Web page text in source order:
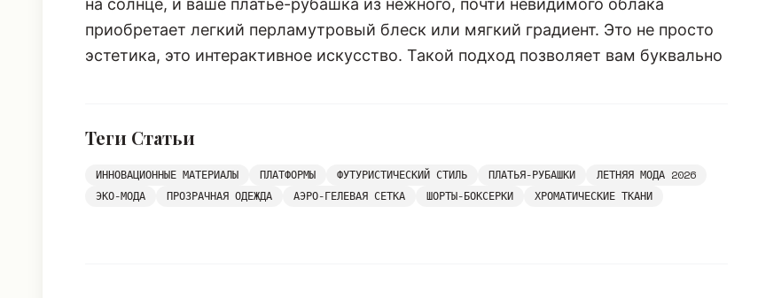
на солнце, и ваше платье-рубашка из нежного, почти невидимого облака
приобретает легкий перламутровый блеск или мягкий градиент. Это не просто
эстетика, это интерактивное искусство. Такой подход позволяет вам буквально
Теги Статьи
ИННОВАЦИОННЫЕ МАТЕРИАЛЫ ПЛАТФОРМЫ ФУТУРИСТИЧЕСКИЙ СТИЛЬ ПЛАТЬЯ-РУБАШКИ
ЛЕТНЯЯ МОДА 2026
ЭКО-МОДА
ПРОЗРАЧНАЯ ОДЕЖДА АЭРО-ГЕЛЕВАЯ СЕТКА ШОРТЫ-БОКСЕРКИ ХРОМАТИЧЕСКИЕ ТКАНИ